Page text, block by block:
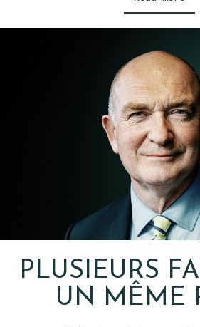
PLUSIEURS
UN MÊME